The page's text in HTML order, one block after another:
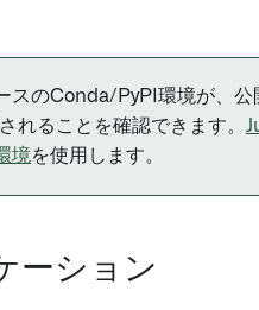
スのConda/PyPI環境が、公
れることを確認できます。
境を使用します。
ーション